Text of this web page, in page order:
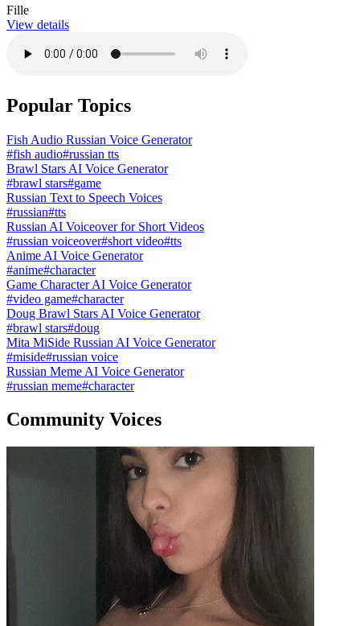
Fille
View details
Popular Topics
Fish Audio Russian Voice Generator
#fish audio#russian tts
Brawl Stars AI Voice Generator
#brawl stars#game
Russian Text to Speech Voices
#russian#tts
Russian AI Voiceover for Short Videos
#russian voiceover#short video#tts
Anime AI Voice Generator
#anime#character
Game Character AI Voice Generator
#video game#character
Doug Brawl Stars AI Voice Generator
#brawl stars#doug
Mita MiSide Russian AI Voice Generator
#miside#russian voice
Russian Meme AI Voice Generator
#russian meme#character
Community Voices